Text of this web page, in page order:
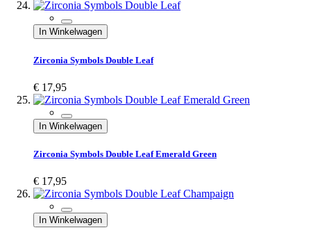
In Winkelwagen
Zirconia Symbols Double Leaf
€ 17,95
In Winkelwagen
Zirconia Symbols Double Leaf Emerald Green
€ 17,95
In Winkelwagen